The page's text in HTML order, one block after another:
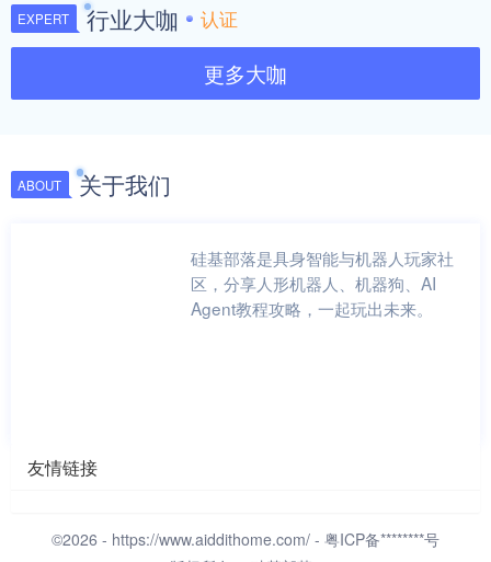
EXPERT 行业大咖 认证
更多大咖
ABOUT 关于我们
硅基部落是具身智能与机器人玩家社
区，分享人形机器人、机器狗、AI
Agent教程攻略，一起玩出未来。
友情链接
©2026 - https://www.aiddithome.com/ - 粤ICP备********号